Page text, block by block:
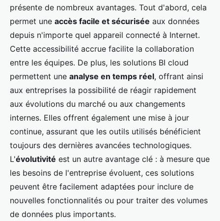
présente de nombreux avantages. Tout d'abord, cela
permet une accès facile et sécurisée aux données
depuis n'importe quel appareil connecté à Internet.
Cette accessibilité accrue facilite la collaboration
entre les équipes. De plus, les solutions BI cloud
permettent une analyse en temps réel, offrant ainsi
aux entreprises la possibilité de réagir rapidement
aux évolutions du marché ou aux changements
internes. Elles offrent également une mise à jour
continue, assurant que les outils utilisés bénéficient
toujours des dernières avancées technologiques.
L'évolutivité est un autre avantage clé : à mesure que
les besoins de l'entreprise évoluent, ces solutions
peuvent être facilement adaptées pour inclure de
nouvelles fonctionnalités ou pour traiter des volumes
de données plus importants.